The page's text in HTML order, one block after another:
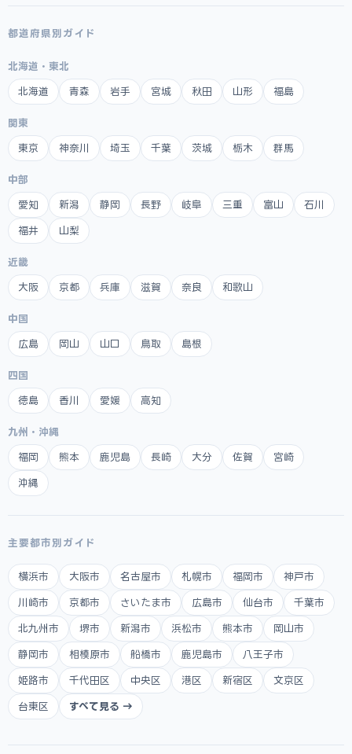
都道府県別ガイド
北海道・東北
北海道 青森 岩手 宮城 秋田 山形 福島
関東
東京 神奈川 埼玉 千葉 茨城 栃木 群馬
中部
愛知 新潟 静岡 長野 岐阜 三重 富山 石川
福井 山梨
近畿
大阪 京都 兵庫 滋賀 奈良 和歌山
中国
広島 岡山 山口 鳥取 島根
四国
徳島 香川 愛媛 高知
九州・沖縄
福岡 熊本 鹿児島 長崎 大分 佐賀 宮崎
沖縄
主要都市別ガイド
横浜市 大阪市 名古屋市 札幌市 福岡市 神戸市
川崎市 京都市 さいたま市 広島市 仙台市 千葉市
北九州市 堺市 新潟市 浜松市 熊本市 岡山市
静岡市 相模原市 船橋市 鹿児島市 八王子市
姫路市 千代田区 中央区 港区 新宿区 文京区
台東区 すべて見る →